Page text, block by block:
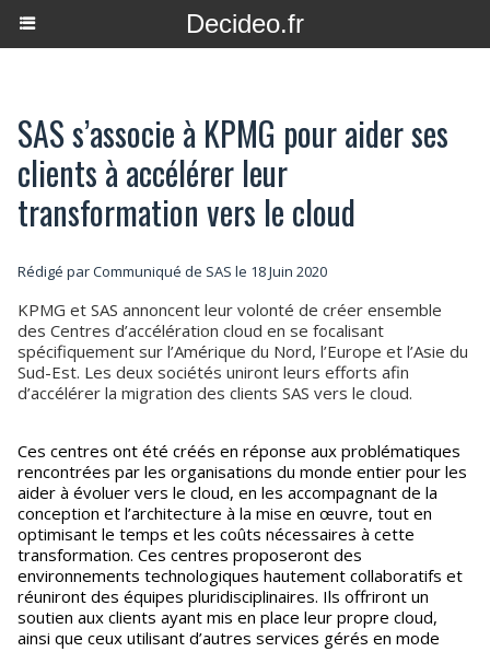
Decideo.fr
SAS s’associe à KPMG pour aider ses
clients à accélérer leur
transformation vers le cloud
Rédigé par Communiqué de SAS le 18 Juin 2020
KPMG et SAS annoncent leur volonté de créer ensemble
des Centres d’accélération cloud en se focalisant
spécifiquement sur l’Amérique du Nord, l’Europe et l’Asie du
Sud-Est. Les deux sociétés uniront leurs efforts afin
d’accélérer la migration des clients SAS vers le cloud.
Ces centres ont été créés en réponse aux problématiques
rencontrées par les organisations du monde entier pour les
aider à évoluer vers le cloud, en les accompagnant de la
conception et l’architecture à la mise en œuvre, tout en
optimisant le temps et les coûts nécessaires à cette
transformation. Ces centres proposeront des
environnements technologiques hautement collaboratifs et
réuniront des équipes pluridisciplinaires. Ils offriront un
soutien aux clients ayant mis en place leur propre cloud,
ainsi que ceux utilisant d’autres services gérés en mode